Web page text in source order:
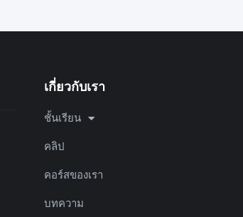
เกี่ยวกับเรา
ชั้นเรียน
คลิป
คอร์สของเรา
บทความ